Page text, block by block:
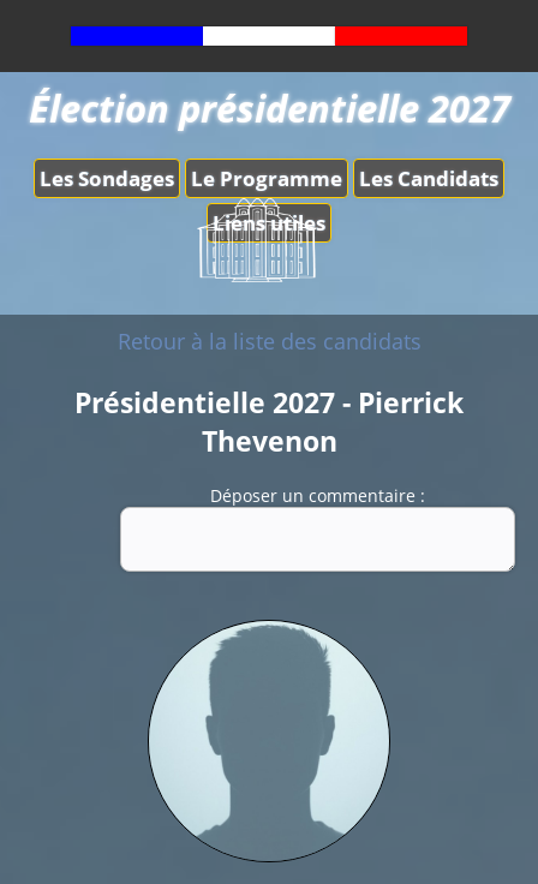
Les Sondages Le Programme
Les Candidats
Liens utiles
Élection présidentielle 2027
Retour à la liste des candidats
Présidentielle 2027 - Pierrick
Thevenon
Déposer un commentaire :
Mail :
Fonction de commentaires dédiée au débat citoyen.
Pas d'insultes. Merci.